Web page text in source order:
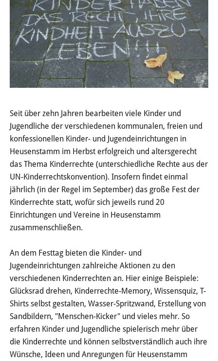
Seit über zehn Jahren bearbeiten viele Kinder und
Jugendliche der verschiedenen kommunalen, freien und
konfessionellen Kinder- und Jugendeinrichtungen in
Heusenstamm im Herbst erfolgreich und altersgerecht
das Thema Kinderrechte (unterschiedliche Rechte aus der
UN-Kinderrechtskonvention). Insofern findet einmal
jährlich (in der Regel im September) das große Fest der
Kinderrechte statt, wofür sich jeweils rund 20
Einrichtungen und Vereine in Heusenstamm
zusammenschließen.
An dem Festtag bieten die Kinder- und
Jugendeinrichtungen zahlreiche Aktionen zu den
verschiedenen Kinderrechten an. Hier einige Beispiele:
Glücksrad drehen, Kinderrechte-Memory, Wissensquiz, T-
Shirts selbst gestalten, Wasser-Spritzwand, Erstellung von
Sandbildern, "Menschen-Kicker" und vieles mehr. So
erfahren Kinder und Jugendliche spielerisch mehr über
die Kinderrechte und können selbstverständlich auch ihre
Wünsche, Ideen und Anregungen für Heusenstamm
AWO Waldkindergarten
Evangelische Kita Jona
Katholische Kita Maria
Himmelskron
Die Schlosszwerge e. V.
Kita Campus Heusenstamm
Kindertagespflege
Tagesmütter und Tagesväter
Schulkindbetreuungen & Hort
Otto-Hahn-Schule Kinderburg
Otto-Hahn-Schule 3 Freunde
Adalbert-Stifter-Schule
Schlossgespenster
Matthias-Claudius-Schule
Waldgeister